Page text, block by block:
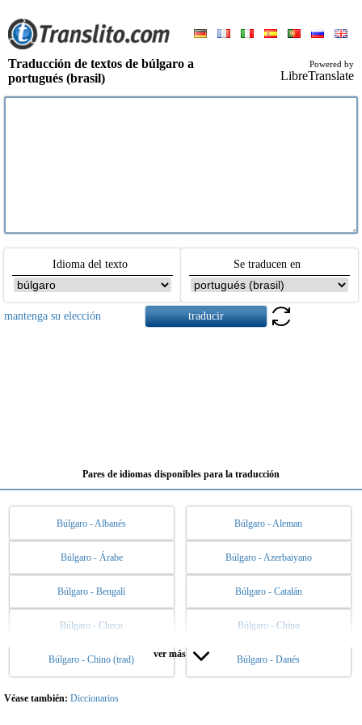
Traducción de textos de búlgaro a
portugués (brasil)
Powered by
LibreTranslate
Idioma del texto Se traducen en
mantenga su elección
Pares de idiomas disponibles para la traducción
Búlgaro - Albanés Búlgaro - Aleman
Búlgaro - Árabe Búlgaro - Azerbaiyano
Búlgaro - Bengalí Búlgaro - Catalán
Búlgaro - Checo Búlgaro - Chino
Búlgaro - Chino (trad) Búlgaro - Danés
Búlgaro - Eslovaco Búlgaro - Esloveno
Búlgaro - Español
ver más
Véase también: Diccionarios